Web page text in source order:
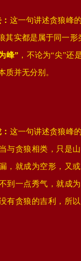
这一句讲述贪狼峰的
其实都是属于同一形
峰” ，不论为“尖”还
质并无分别。
这一句讲述贪狼峰的
与贪狼相类，只是
，就成为空形，又
到一点秀气，就成
有贪狼的吉利，所